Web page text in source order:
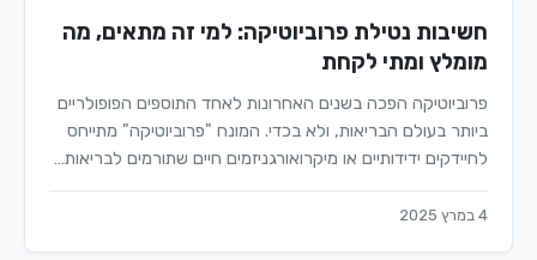
חשיבות נטילת פרוביוטיקה: למי זה מתאים, מה
מומלץ ומתי לקחת
פרוביוטיקה הפכה בשנים האחרונות לאחד התוספים הפופולריים
ביותר בעולם הבריאות, ולא בכדי. המונח "פרוביוטיקה" מתייחס
לחיידקים ידידותיים או מיקרואורגניזמים חיים שתורמים לבריאות…
4 במרץ 2025